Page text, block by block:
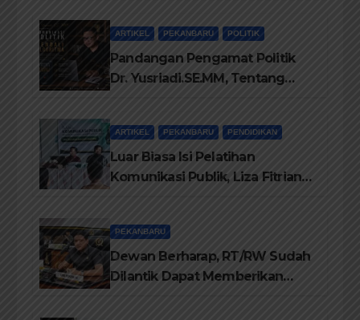
ARTIKEL PEKANBARU POLITIK
Pandangan Pengamat Politik
Dr. Yusriadi.SE.MM, Tentang
ARTIKEL PEKANBARU PENDIDIKAN
Luar Biasa Isi Pelatihan
Komunikasi Publik, Liza Fitriani
PEKANBARU
Dewan Berharap, RT/RW Sudah
Dilantik Dapat Memberikan